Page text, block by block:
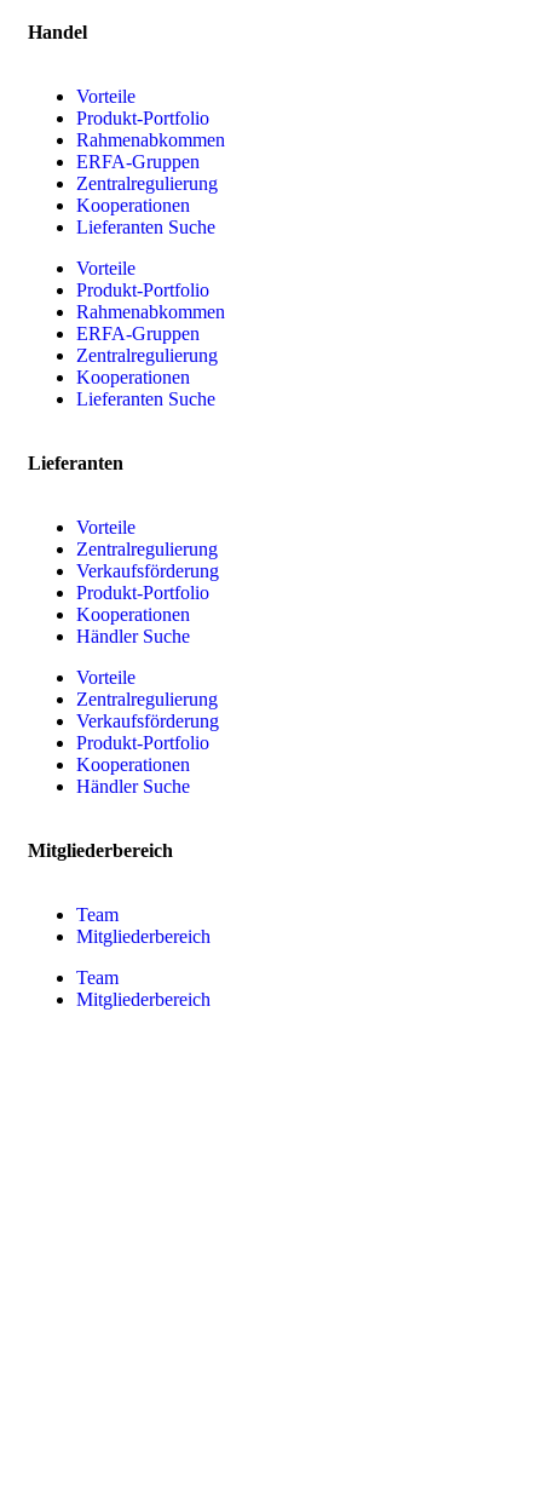
Handel
Vorteile
Produkt-Portfolio
Rahmenabkommen
ERFA-Gruppen
Zentralregulierung
Kooperationen
Lieferanten Suche
Vorteile
Produkt-Portfolio
Rahmenabkommen
ERFA-Gruppen
Zentralregulierung
Kooperationen
Lieferanten Suche
Lieferanten
Vorteile
Zentralregulierung
Verkaufsförderung
Produkt-Portfolio
Kooperationen
Händler Suche
Vorteile
Zentralregulierung
Verkaufsförderung
Produkt-Portfolio
Kooperationen
Händler Suche
Mitgliederbereich
Team
Mitgliederbereich
Team
Mitgliederbereich